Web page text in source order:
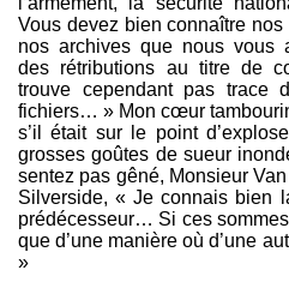
Vous devez bien connaître nos
nos archives que nous vous
des rétributions au titre de
trouve cependant pas trace
fichiers… » Mon cœur
s’il était sur le point
grosses goûtes de sueur
sentez pas gêné, Monsieur
Silverside, « Je connais bien
prédécesseur… Si ces
que d’une manière où d’une
»